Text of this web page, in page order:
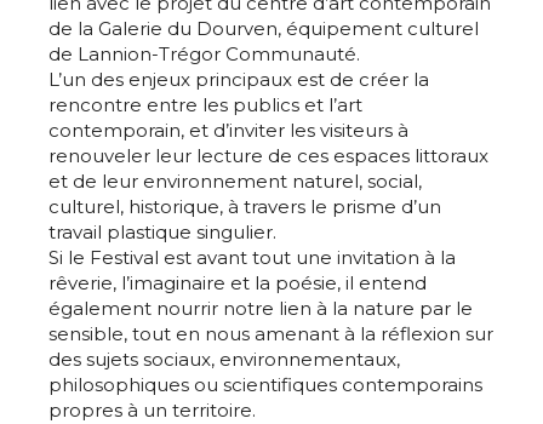
de la Galerie du Dourven, équipement culturel
de Lannion-Trégor Communauté.
L’un des enjeux principaux est de créer la
rencontre entre les publics et l’art
contemporain, et d’inviter les visiteurs à
renouveler leur lecture de ces espaces littoraux
et de leur environnement naturel, social,
culturel, historique, à travers le prisme d’un
travail plastique singulier.
Si le Festival est avant tout une invitation à la
rêverie, l’imaginaire et la poésie, il entend
également nourrir notre lien à la nature par le
sensible, tout en nous amenant à la réflexion sur
des sujets sociaux, environnementaux,
philosophiques ou scientifiques contemporains
propres à un territoire.